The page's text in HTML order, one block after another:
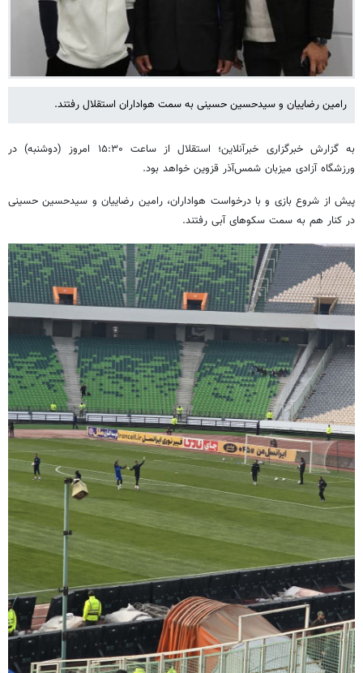
رامین رضاییان و سیدحسین حسینی به سمت هواداران استقلال رفتند.
به گزارش خبرگزاری خبرآنلاین؛ استقلال از ساعت ۱۵:۳۰ امروز (دوشنبه) در
ورزشگاه آزادی میزبان شمس‌آذر قزوین خواهد بود.
پیش از شروع بازی و با درخواست هواداران، رامین رضاییان و سیدحسین حسینی
در کنار هم به سمت سکوهای آبی رفتند.